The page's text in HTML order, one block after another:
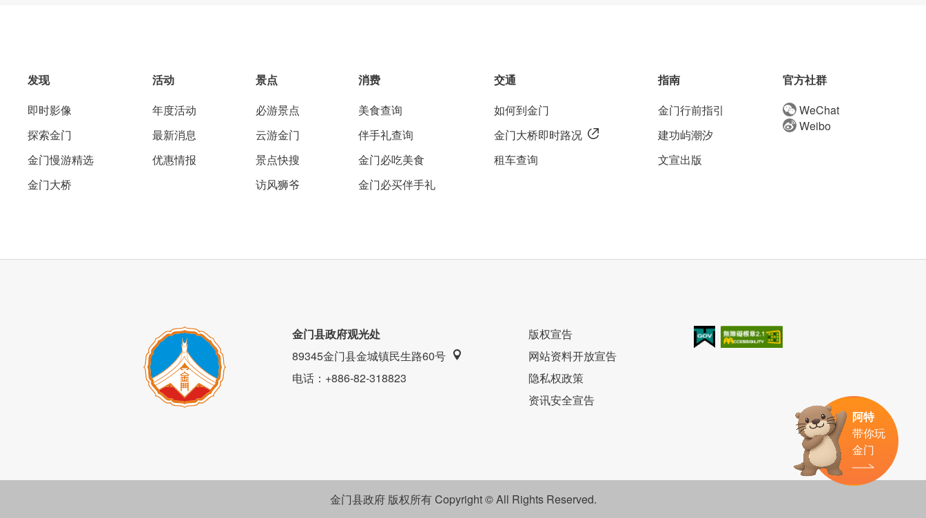
阿特
带你玩
金门
发现
即时影像
探索金门
金门慢游精选
金门大桥
活动
年度活动
最新消息
优惠情报
景点
必游景点
云游金门
景点快搜
访风狮爷
消费
美食查询
伴手礼查询
金门必吃美食
金门必买伴手礼
交通
如何到金门
金门大桥即时路况
租车查询
指南
金门行前指引
建功屿潮汐
文宣出版
官方社群
WeChat
Weibo
金门县政府观光处
89345金门县金城镇民生路60号
电话：+886-82-318823
版权宣告
网站资料开放宣告
隐私权政策
资讯安全宣告
金门县政府 版权所有 Copyright © All Rights Reserved.